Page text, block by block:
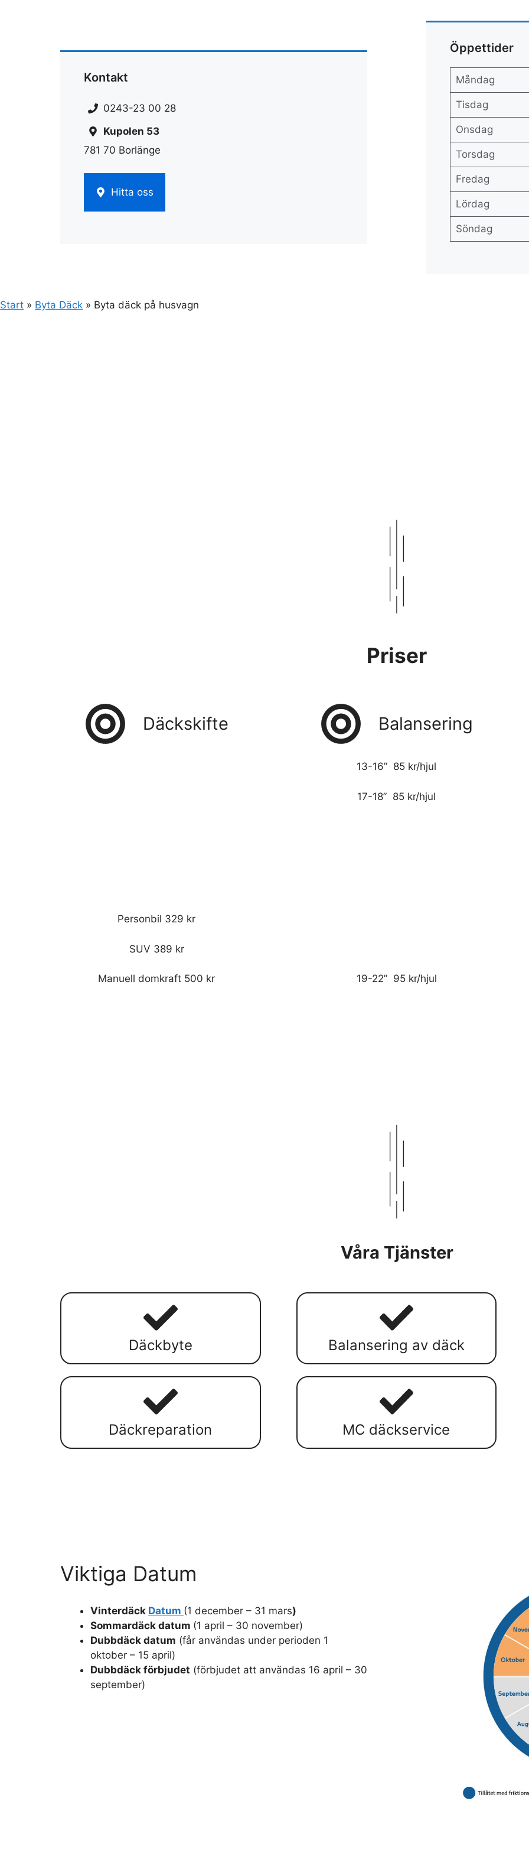
Kontakt
0243-23 00 28
Kupolen 53
781 70 Borlänge
Hitta oss
Öppettider
Måndag
Tisdag
Onsdag
Torsdag
Fredag
Lördag
Söndag
Start » Byta Däck » Byta däck på husvagn
Priser
Däckskifte
Personbil 329 kr
SUV 389 kr
Manuell domkraft 500 kr
Balansering
13-16” 85 kr/hjul
17-18” 85 kr/hjul
19-22” 95 kr/hjul
Våra Tjänster
Däckbyte Balansering av däck
Däckreparation MC däckservice
Viktiga Datum
Vinterdäck Datum (1 december – 31 mars)
Sommardäck datum (1 april – 30 november)
Dubbdäck datum (får användas under perioden 1
oktober – 15 april)
Dubbdäck förbjudet (förbjudet att användas 16 april – 30
september)